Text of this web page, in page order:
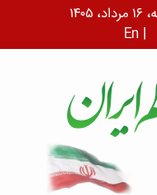
En |